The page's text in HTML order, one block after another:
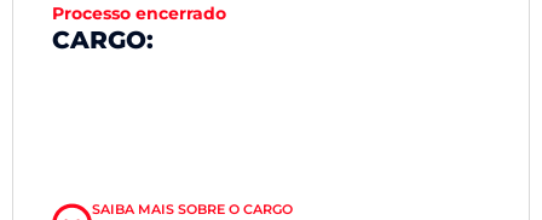
Processo encerrado
CARGO:
SAIBA MAIS SOBRE O CARGO